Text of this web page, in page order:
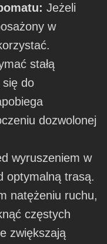
Jeżeli
w
stałą
do
dozwolonej
wyruszeniem w
optymalną trasą.
natężeniu ruchu,
częstych
zwiększają